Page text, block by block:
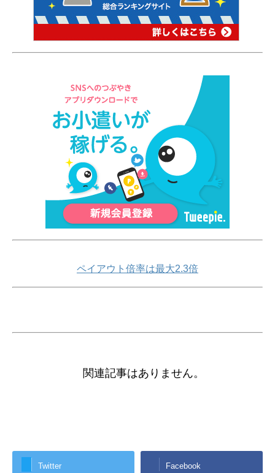
ペイアウト倍率は最大2.3倍
関連記事はありません。
Twitter Facebook